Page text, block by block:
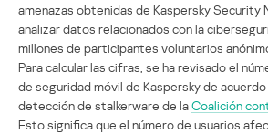
amenazas obtenidas de Kaspersky Security
analizar datos relacionados con la
millones de participantes voluntarios
Para calcular las cifras, se ha revisado el
de seguridad móvil de Kaspersky de
detección de stalkerware de laCoalición
Esto significa que el número de usuarios